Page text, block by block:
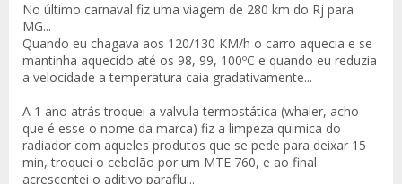
No último carnaval fiz uma viagem de 280 km do Rj para
MG...
Quando eu chagava aos 120/130 KM/h o carro aquecia e se
mantinha aquecido até os 98, 99, 100ºC e quando eu reduzia
a velocidade a temperatura caia gradativamente...
A 1 ano atrás troquei a valvula termostática (whaler, acho
que é esse o nome da marca) fiz a limpeza quimica do
radiador com aqueles produtos que se pede para deixar 15
min, troquei o cebolão por um MTE 760, e ao final
acrescentei o aditivo paraflu...